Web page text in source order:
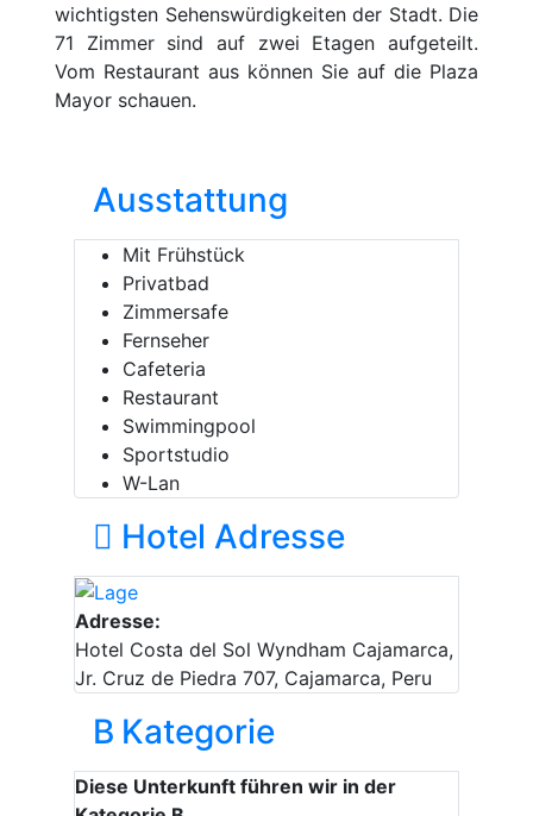
wichtigsten Sehenswürdigkeiten der Stadt. Die
71 Zimmer sind auf zwei Etagen aufgeteilt.
Vom Restaurant aus können Sie auf die Plaza
Mayor schauen.
Ausstattung
Mit Frühstück
Privatbad
Zimmersafe
Fernseher
Cafeteria
Restaurant
Swimmingpool
Sportstudio
W-Lan
Hotel Adresse
Adresse:
Hotel Costa del Sol Wyndham Cajamarca,
Jr. Cruz de Piedra 707, Cajamarca, Peru
B Kategorie
Diese Unterkunft führen wir in der